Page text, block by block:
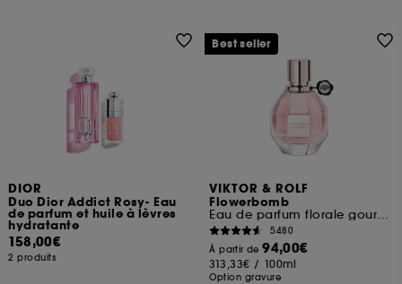
DIOR
Duo Dior Addict Rosy- Eau
de parfum et huile à lèvres
hydratante
158,00€
2 produits
VIKTOR & ROLF
Flowerbomb
Eau de parfum florale gourmande pour elle
5480
À partir de94,00€
313,33€ / 100ml
Option gravure
Best seller